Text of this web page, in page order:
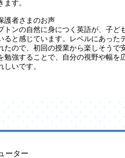
ます。
護者さまのお声
トンの自然に身につく英語が、子ど
ると感じています。レベルにあった
たので、初回の授業から楽しそうで
勉強することで、自分の視野や幅を
しいです。
ーター